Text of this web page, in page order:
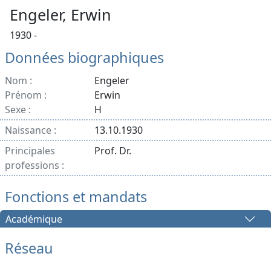
Engeler, Erwin
1930 -
Données biographiques
Nom :
Engeler
Prénom :
Erwin
Sexe :
H
Naissance :
13.10.1930
Principales
professions :
Prof. Dr.
Fonctions et mandats
Académique
Réseau